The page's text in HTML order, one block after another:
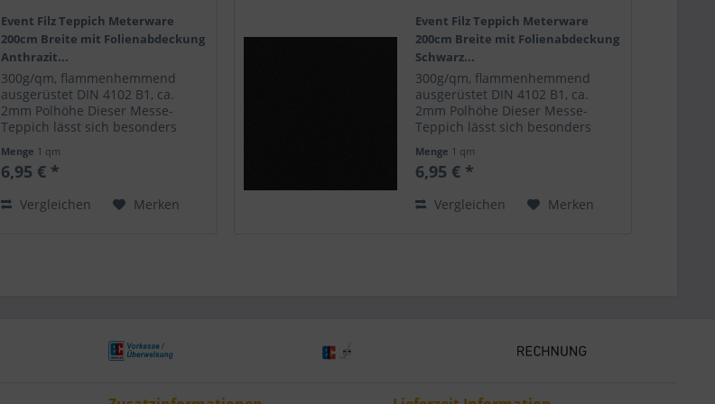
Event Filz Teppich Meterware
200cm Breite mit Folienabdeckung
Anthrazit...
300g/qm, flammenhemmend
ausgerüstet DIN 4102 B1, ca.
2mm Polhöhe Dieser Messe-
Teppich lässt sich besonders
Falten und ist leicht mit
Klebeband zu fixieren. Perfekt
Messen,...
Menge 1 qm
6,95 € *
Vergleichen Merken
Event Filz Teppich Meterware
200cm Breite mit Folienabdeckung
Schwarz...
300g/qm, flammenhemmend
ausgerüstet DIN 4102 B1, ca.
2mm Polhöhe Dieser Messe-
Teppich lässt sich besonders
Falten und ist leicht mit
Klebeband zu fixieren. Perfekt
Messen,...
Menge 1 qm
6,95 € *
Vergleichen Merken